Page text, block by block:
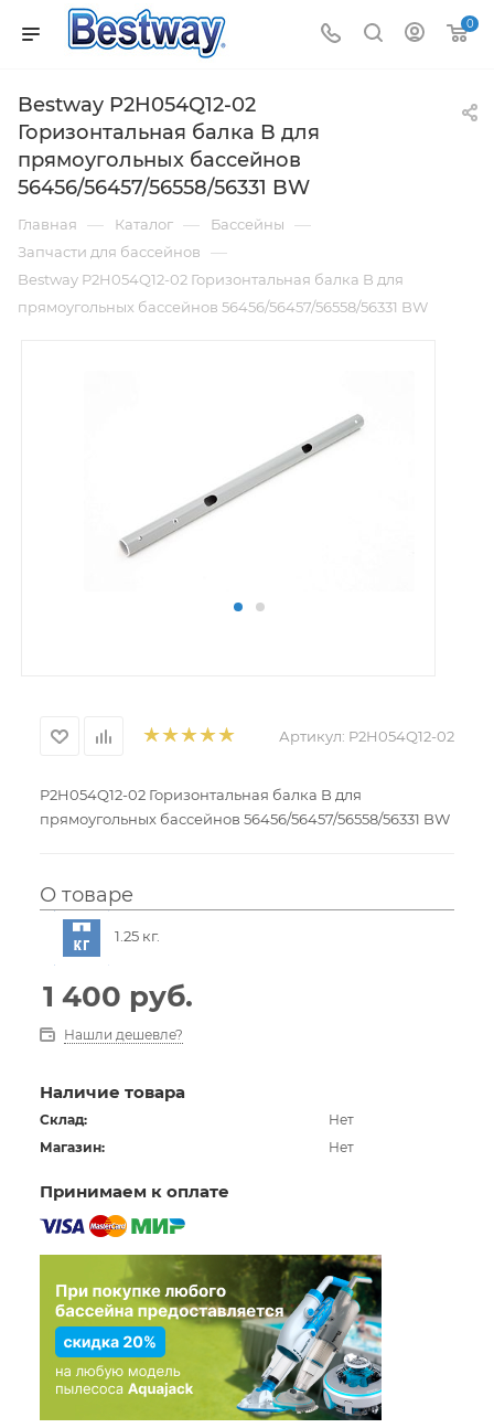
0
Bestway P2H054Q12-02
Горизонтальная балка B для
прямоугольных бассейнов
56456/56457/56558/56331 BW
Главная — Каталог — Бассейны —
Запчасти для бассейнов —
Bestway P2H054Q12-02 Горизонтальная балка B для
прямоугольных бассейнов 56456/56457/56558/56331 BW
Артикул: P2H054Q12-02
P2H054Q12-02 Горизонтальная балка B для
прямоугольных бассейнов 56456/56457/56558/56331 BW
О товаре
1.25 кг.
1 400 руб.
Нашли дешевле?
Наличие товара
Склад:
Нет
Магазин:
Нет
Принимаем к оплате